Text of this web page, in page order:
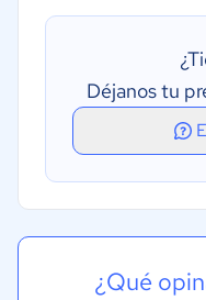
Déjanos tu
¿Qué